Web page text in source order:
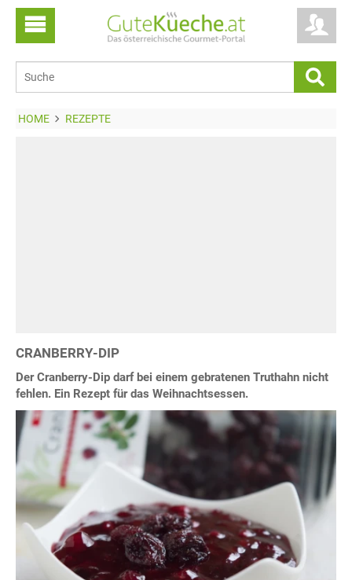
HOME REZEPTE
CRANBERRY-DIP
Der Cranberry-Dip darf bei einem gebratenen Truthahn nicht
fehlen. Ein Rezept für das Weihnachtsessen.